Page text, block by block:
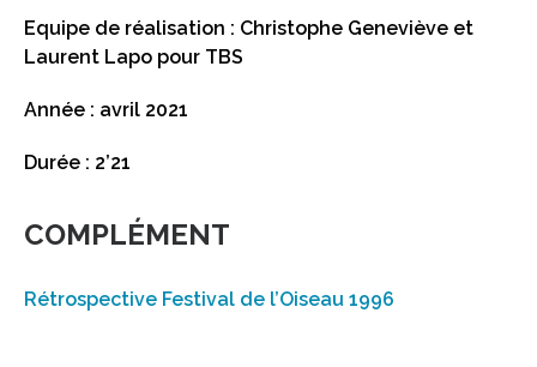
Equipe de réalisation : Christophe Geneviève et
Laurent Lapo pour TBS
Année : avril 2021
Durée : 2’21
COMPLÉMENT
Rétrospective Festival de l’Oiseau 1996